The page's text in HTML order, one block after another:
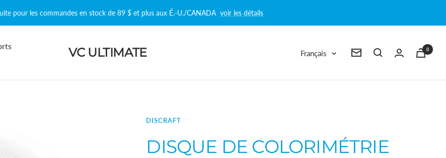
pour les commandes en stock de 89 $ et plus aux É.-U./CANADA voir les détails
VC ULTIMATE Langue
Français Newsletter
0
DISCRAFT
DISQUE DE COLORIMÉTRIE